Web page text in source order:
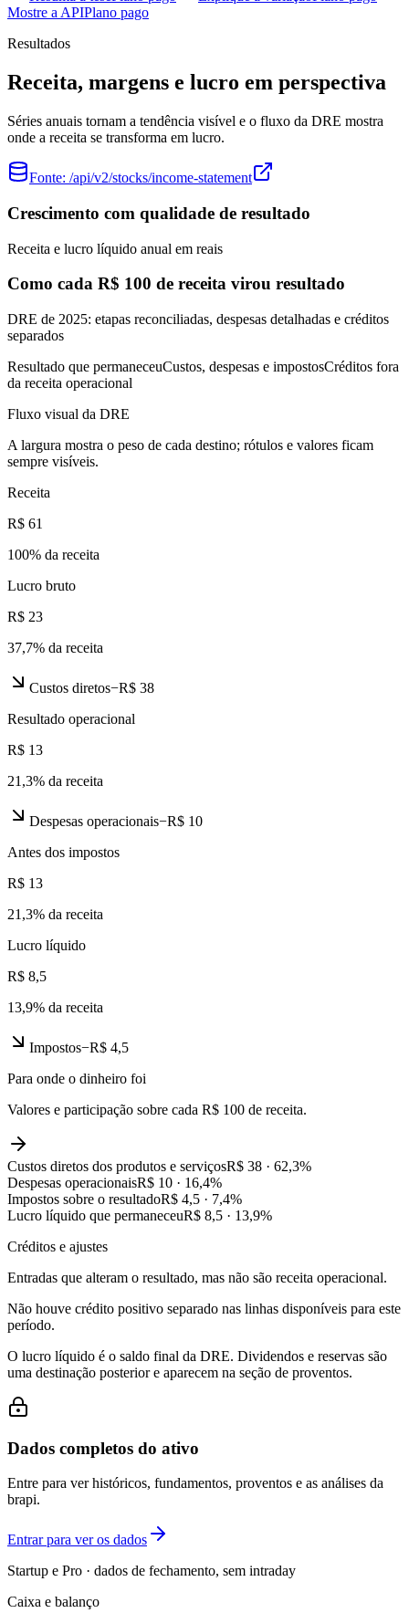
Mostre a APIPlano pago
Resultados
Receita, margens e lucro em perspectiva
Séries anuais tornam a tendência visível e o fluxo da DRE mostra
onde a receita se transforma em lucro.
Fonte: /api/v2/stocks/income-statement
Crescimento com qualidade de resultado
Receita e lucro líquido anual em reais
Como cada R$ 100 de receita virou resultado
DRE de 2025: etapas reconciliadas, despesas detalhadas e créditos
separados
Resultado que permaneceuCustos, despesas e impostosCréditos fora
da receita operacional
Fluxo visual da DRE
A largura mostra o peso de cada destino; rótulos e valores ficam
sempre visíveis.
Receita
R$ 61
100% da receita
Lucro bruto
R$ 23
37,7% da receita
Custos diretos−R$ 38
Resultado operacional
R$ 13
21,3% da receita
Despesas operacionais−R$ 10
Antes dos impostos
R$ 13
21,3% da receita
Lucro líquido
R$ 8,5
13,9% da receita
Impostos−R$ 4,5
Para onde o dinheiro foi
Valores e participação sobre cada R$ 100 de receita.
Custos diretos dos produtos e serviçosR$ 38 · 62,3%
Despesas operacionaisR$ 10 · 16,4%
Impostos sobre o resultadoR$ 4,5 · 7,4%
Lucro líquido que permaneceuR$ 8,5 · 13,9%
Créditos e ajustes
Entradas que alteram o resultado, mas não são receita operacional.
Não houve crédito positivo separado nas linhas disponíveis para este
período.
O lucro líquido é o saldo final da DRE. Dividendos e reservas são
uma destinação posterior e aparecem na seção de proventos.
Dados completos do ativo
Entre para ver históricos, fundamentos, proventos e as análises da
brapi.
Entrar para ver os dados
Startup e Pro · dados de fechamento, sem intraday
Caixa e balanço